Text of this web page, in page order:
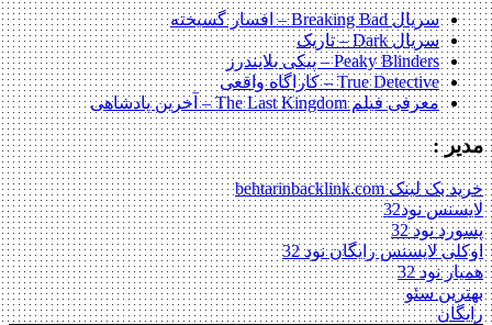
سریال Breaking Bad – افسار گسیخته
سریال Dark – تاریک
Peaky Blinders – پیکی بلایندرز
True Detective – کاراگاه واقعی
معرفی فیلم The Last Kingdom – آخرین پادشاهی
مدیر :
خرید بک لینک behtarinbacklink.com
لایسنس نود32
پسورد نود 32
اوکلی لایسنس رایگان نود 32
همیار نود 32
بهترین سئو
رایگان